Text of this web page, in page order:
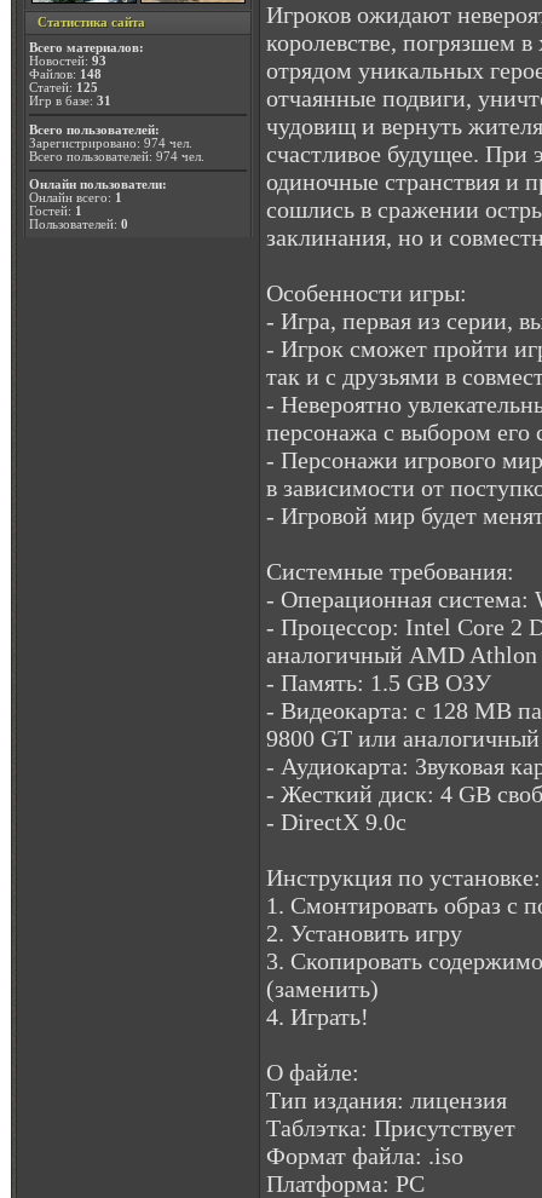
Статистика сайта
Всего материалов:
Новостей: 93
Файлов: 148
Статей: 125
Игр в базе: 31
Всего пользователей:
Зарегистрировано: 974 чел.
Всего пользователей: 974 чел.
Онлайн пользователи:
Онлайн всего: 1
Гостей: 1
Пользователей: 0
Игроков ожидают
королевстве, погрязшем
отрядом уникальных
отчаянные подвиги,
чудовищ и вернуть
счастливое будущее. При
одиночные странствия и
сошлись в сражении
заклинания, но и
Особенности игры:
- Игра, первая из серии,
- Игрок сможет пройти
так и с друзьями в
- Невероятно
персонажа с выбором его
- Персонажи игрового
в зависимости от
- Игровой мир будет
Системные требования:
- Операционная система:
- Процессор: Intel Core 2
аналогичный AMD Athlon
- Память: 1.5 GB ОЗУ
- Видеокарта: с 128 MB
9800 GT или
- Аудиокарта: Звуковая
- Жесткий диск: 4 GB
- DirectX 9.0c
Инструкция по установке:
1. Смонтировать образ с
2. Установить игру
3. Скопировать
(заменить)
4. Играть!
О файле:
Тип издания: лицензия
Таблэтка: Присутствует
Формат файла: .iso
Платформа: PC